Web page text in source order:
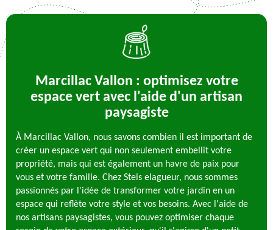
Marcillac Vallon : optimisez votre
espace vert avec l'aide d'un artisan
paysagiste
À Marcillac Vallon, nous savons combien il est important de
créer un espace vert qui non seulement embellit votre
propriété, mais qui est également un havre de paix pour
vous et votre famille. Chez Steis elagueur, nous sommes
passionnés par l'idée de transformer votre jardin en un
espace qui reflète votre style et vos besoins. Avec l'aide de
nos artisans paysagistes, vous pouvez optimiser chaque